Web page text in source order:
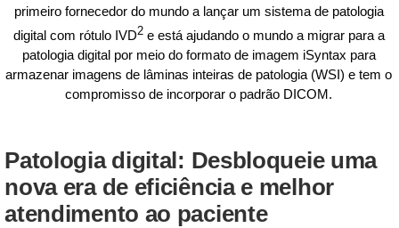
primeiro fornecedor do mundo a lançar um sistema de patologia
digital com rótulo IVD2 e está ajudando o mundo a migrar para a
patologia digital por meio do formato de imagem iSyntax para
armazenar imagens de lâminas inteiras de patologia (WSI) e tem o
compromisso de incorporar o padrão DICOM.
Patologia digital: Desbloqueie uma
nova era de eficiência e melhor
atendimento ao paciente